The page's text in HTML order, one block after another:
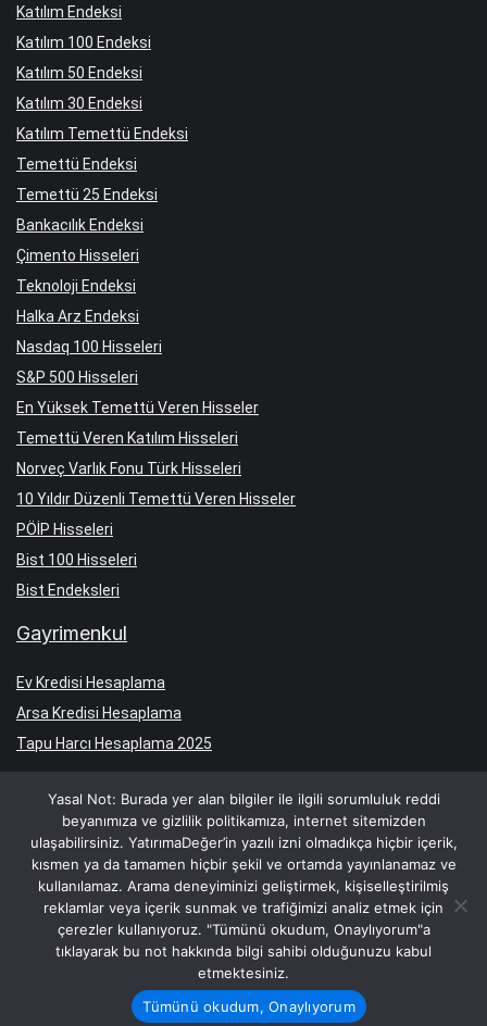
Katılım Endeksi
Katılım 100 Endeksi
Katılım 50 Endeksi
Katılım 30 Endeksi
Katılım Temettü Endeksi
Temettü Endeksi
Temettü 25 Endeksi
Bankacılık Endeksi
Çimento Hisseleri
Teknoloji Endeksi
Halka Arz Endeksi
Nasdaq 100 Hisseleri
S&P 500 Hisseleri
En Yüksek Temettü Veren Hisseler
Temettü Veren Katılım Hisseleri
Norveç Varlık Fonu Türk Hisseleri
10 Yıldır Düzenli Temettü Veren Hisseler
PÖİP Hisseleri
Bist 100 Hisseleri
Bist Endeksleri
Gayrimenkul
Ev Kredisi Hesaplama
Arsa Kredisi Hesaplama
Tapu Harcı Hesaplama 2025
Yasal Uyarı: SPK’nın 22 Nisan 2002 tarihli Resmi Gazete’de yayımlanan
tebliği uyarınca yayımlanması istenen uyarı: “Burada yer alan yatırım
bilgi, yorum ve tavsiyeleri yatırım danışmanlığı kapsamında değildir.
Yatırım danışmanlığı hizmeti, aracı kurumlar, portföy yönetim şirketleri,
mevduat kabul etmeyen bankalar ile müşteri arasında imzalanacak
yatırım danışmanlığı sözleşmesi çerçevesinde sunulmaktadır. Burada
yer alan yorum ve tavsiyeler, yorum ve tavsiyede bulunanların kişisel
görüşlerine dayanmaktadır. Bu görüşler, mali durumunuz ile risk ve
getiri tercihlerinize uygun olmayabilir. Bu nedenle, sadece burada yer
alan bilgilere dayanılarak yatırım kararı verilmesi, beklentilerinize uygun
sonuçlar doğurmayabilir.” © YatırımaDeğer 2024
Yasal Not: Burada yer alan bilgiler ile ilgili sorumluluk reddi
beyanımıza ve gizlilik politikamıza, internet sitemizden
ulaşabilirsiniz. YatırımaDeğer’in yazılı izni olmadıkça hiçbir içerik,
kısmen ya da tamamen hiçbir şekil ve ortamda yayınlanamaz ve
kullanılamaz. Arama deneyiminizi geliştirmek, kişiselleştirilmiş
reklamlar veya içerik sunmak ve trafiğimizi analiz etmek için
çerezler kullanıyoruz. "Tümünü okudum, Onaylıyorum"a
tıklayarak bu not hakkında bilgi sahibi olduğunuzu kabul
etmektesiniz.
Tümünü okudum, Onaylıyorum